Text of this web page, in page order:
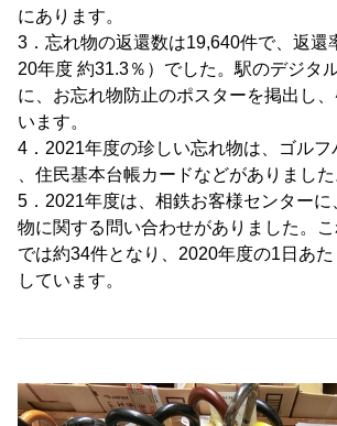
にあります。
3．忘れ物の返還数は19,640件で、返還
20年度 約31.3％）でした。駅のデジタ
に、お忘れ物防止のポスターを掲出し
います。
4．2021年度の珍しい忘れ物は、ゴルフ
、住民基本台帳カードなどがありました
5．2021年度は、相鉄お客様センター
物に関する問い合わせがありました。
では約34件となり、2020年度の1日あ
しています。